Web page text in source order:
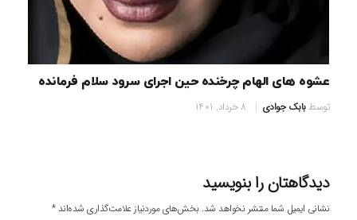
عشوه های الهام چرخنده حین اجرای سرود سلام فرمانده
توسطبابک جوادی 8 خرداد, 1401
دیدگاهتان را بنویسید
نشانی ایمیل شما منتشر نخواهد شد. بخش‌های موردنیاز علامت‌گذاری شده‌اند*